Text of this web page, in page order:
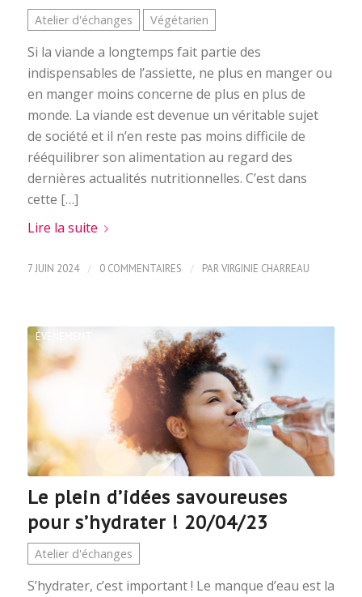
Atelier d'échanges Végétarien
Si la viande a longtemps fait partie des
indispensables de l’assiette, ne plus en manger ou
en manger moins concerne de plus en plus de
monde. La viande est devenue un véritable sujet
de société et il n’en reste pas moins difficile de
rééquilibrer son alimentation au regard des
dernières actualités nutritionnelles. C’est dans
cette […]
Lire la suite
7 JUIN 2024 / 0 COMMENTAIRES / PARVIRGINIE CHARREAU
Le plein d’idées savoureuses
pour s’hydrater ! 20/04/23
ÉVÈNEMENT
Atelier d'échanges
S’hydrater, c’est important ! Le manque d’eau est la